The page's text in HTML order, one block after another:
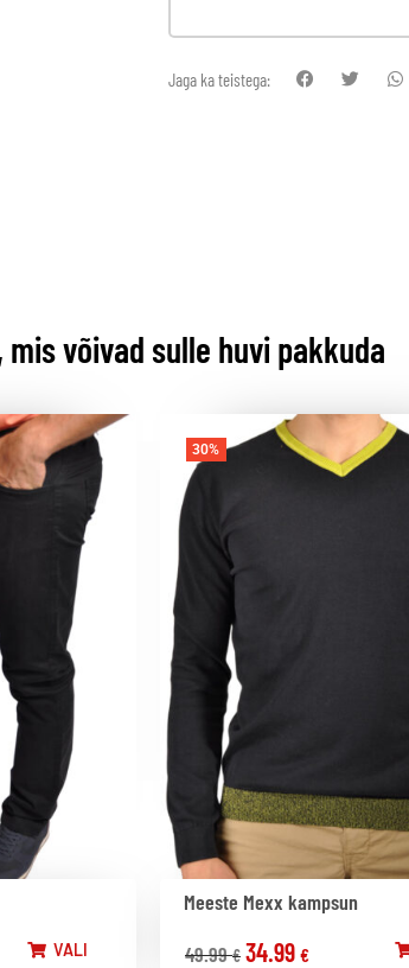
Jaga ka teistega:
mis võivad sulle huvi pakkuda
VALI
30%
Meeste Mexx kampsun
49.99€ 34.99 €